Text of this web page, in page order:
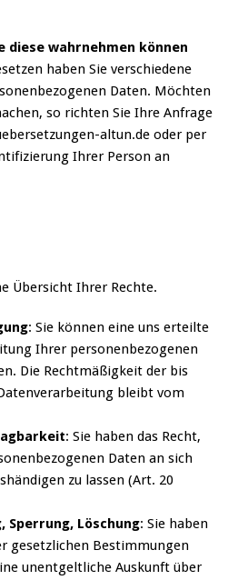
diese wahrnehmen können
haben Sie verschiedene
Daten. Möchten
so richten Sie Ihre Anfrage
altun.de oder per
Ihrer Person an
Übersicht Ihrer Rechte.
: Sie können eine uns erteilte
Ihrer personenbezogenen
Die Rechtmäßigkeit der bis
bleibt vom
: Sie haben das Recht,
Daten an sich
zu lassen (Art. 20
Löschung: Sie haben
gesetzlichen Bestimmungen
unentgeltliche Auskunft über